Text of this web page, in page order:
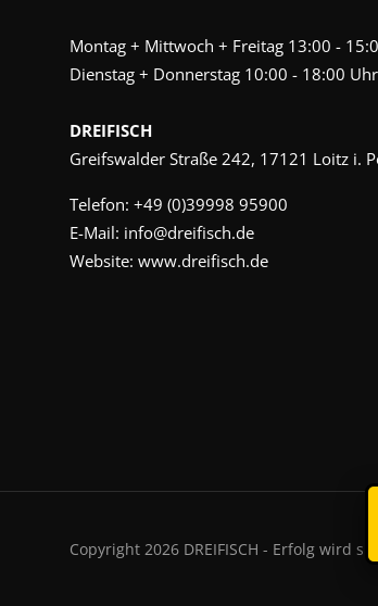
Montag + Mittwoch + Freitag 13:00 -
Dienstag + Donnerstag 10:00 - 18:00 Uhr
DREIFISCH
Greifswalder Straße 242, 17121 Loitz i.
Telefon: +49 (0)39998 95900
E-Mail: info@dreifisch.de
Website: www.dreifisch.de
Copyright 2026 DREIFISCH - Erfolg wird